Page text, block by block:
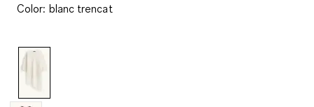
Color: blanc trencat